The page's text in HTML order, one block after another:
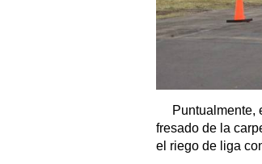
Puntualmente,
fresado de la
el riego de liga